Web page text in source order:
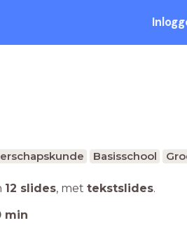
Basisschool
12 slides, met tekstslides.
min